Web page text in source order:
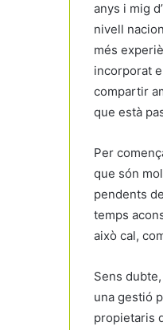
anys i mig
nivell
més
incorporat
compartir
que està
Per
que són
pendents
temps
això cal,
Sens
una gestió
propietaris